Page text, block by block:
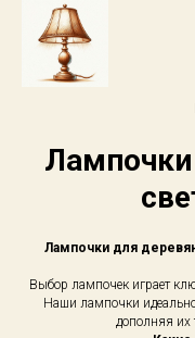
Лампочки для
Выбор лампочек играет
Наши лампочки
дополняя